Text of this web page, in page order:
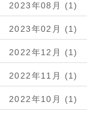
2023年08月 (1)
2023年02月 (1)
2022年12月 (1)
2022年11月 (1)
2022年10月 (1)